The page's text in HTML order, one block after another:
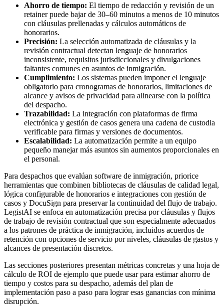
Ahorro de tiempo: El tiempo de redacción y revisión de un
retainer puede bajar de 30–60 minutos a menos de 10 minutos
con cláusulas prellenadas y cálculos automáticos de
honorarios.
Precisión: La selección automatizada de cláusulas y la
revisión contractual detectan lenguaje de honorarios
inconsistente, requisitos jurisdiccionales y divulgaciones
faltantes comunes en asuntos de inmigración.
Cumplimiento: Los sistemas pueden imponer el lenguaje
obligatorio para cronogramas de honorarios, limitaciones de
alcance y avisos de privacidad para alinearse con la política
del despacho.
Trazabilidad: La integración con plataformas de firma
electrónica y gestión de casos genera una cadena de custodia
verificable para firmas y versiones de documentos.
Escalabilidad: La automatización permite a un equipo
pequeño manejar más asuntos sin aumentos proporcionales en
el personal.
Para despachos que evalúan software de inmigración, priorice
herramientas que combinen bibliotecas de cláusulas de calidad legal,
lógica configurable de honorarios e integraciones con gestión de
casos y DocuSign para preservar la continuidad del flujo de trabajo.
LegistAI se enfoca en automatización precisa por cláusulas y flujos
de trabajo de revisión contractual que son especialmente adecuados
a los patrones de práctica de inmigración, incluidos acuerdos de
retención con opciones de servicio por niveles, cláusulas de gastos y
alcances de presentación discretos.
Las secciones posteriores presentan métricas concretas y una hoja de
cálculo de ROI de ejemplo que puede usar para estimar ahorro de
tiempo y costos para su despacho, además del plan de
implementación paso a paso para lograr esas ganancias con mínima
disrupción.